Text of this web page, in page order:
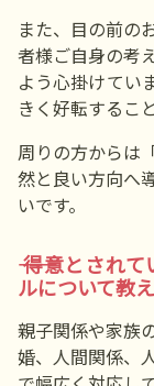
また、目の前の
者様ご自身の考
よう心掛けてい
きく好転するこ
周りの方からは
然と良い方向へ
いです。
―― 得意とされ
ルについて教
親子関係や家族
婚、人間関係、